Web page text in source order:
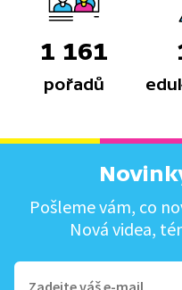
1 161
pořadů
Pošleme vám, co
Nová videa,